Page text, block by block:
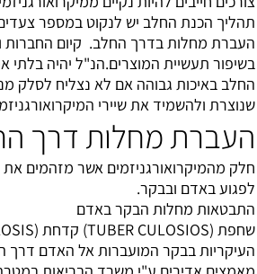
תהליך הכנת החלב יש לנקוט במספר צעדים
העברת מחלות בדרך החלב. קיום החברות
בשיפור תעשיית המוצרים.הנ"ל יהיה בלתי
החלב באיכות גבוהה אם לא נצליח לסלק
שנוצרת ולהשמיד את שיירי
העברת מחלות דרך
חלק מהמיקרואורגניזמים אשר מזהמים
לפגוע באדם ובבקר.
התבטאות מחלות הבקר באדם
העיקריות בבקר המועברות אל האדם דרך